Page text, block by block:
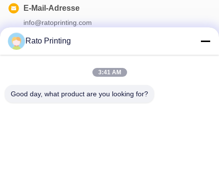
E-Mail-Adresse
info@ratoprinting.com
Abonnieren Sie unseren Newsletter für Rabatte und mehr.
Rato Printing
3:41 AM
Good day, what product are you looking for?